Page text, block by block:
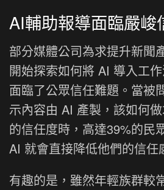
AI輔助報導面臨嚴峻
部分媒體公司為求提升新聞
開始探索如何將 AI 導入工
面臨了公眾信任難題。當被
示內容由 AI 產製，該如何
的信任度時，高達39%的民
AI 就會直接降低他們的信任
有趣的是，雖然年輕族群較